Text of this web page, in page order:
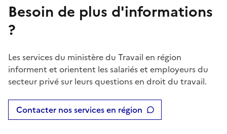
Besoin de plus d'informations
?
Les services du ministère du Travail en région
informent et orientent les salariés et employeurs du
secteur privé sur leurs questions en droit du travail.
Contacter nos services en région